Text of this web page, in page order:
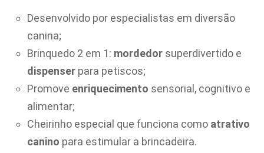
Desenvolvido por especialistas em diversão
canina;
Brinquedo 2 em 1: mordedor superdivertido e
dispenser para petiscos;
Promove enriquecimento sensorial, cognitivo e
alimentar;
Cheirinho especial que funciona como atrativo
canino para estimular a brincadeira.